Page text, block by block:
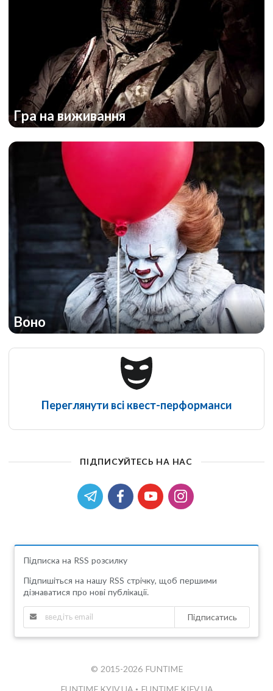
Гра на виживання
Воно
Переглянути всі квест-перформанси
ПІДПИСУЙТЕСЬ НА НАС
Підписка на RSS розсилку
Підпишіться на нашу RSS стрічку, щоб першими
дізнаватися про нові публікації.
Підписатись
© 2015-2026 FUNTIME
FUNTIME.KYIV.UA • FUNTIME.KIEV.UA